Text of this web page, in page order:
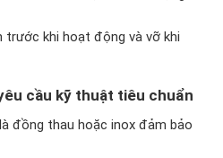
trước khi hoạt động và vỡ khi
cầu kỹ thuật tiêu chuẩn
đồng thau hoặc inox đảm bảo